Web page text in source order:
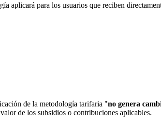
aplicará para los usuarios que reciben
de la metodología tarifaria "no genera
de los subsidios o contribuciones aplicables.